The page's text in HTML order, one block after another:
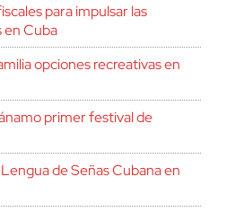
para impulsar las
en Cuba
opciones recreativas en
primer festival de
de Señas Cubana en